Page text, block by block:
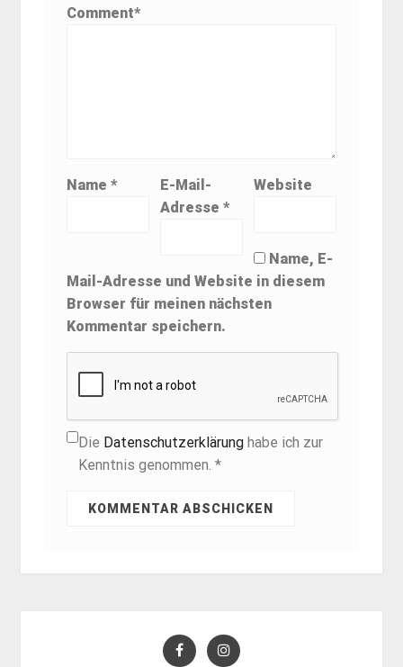
Comment*
Name*
E-Mail-
Adresse *
Website
Name, E-
Mail-Adresse und Website in diesem
Browser für meinen nächsten
Kommentar speichern.
Die Datenschutzerklärunghabe ich zur
Kenntnis genommen. *